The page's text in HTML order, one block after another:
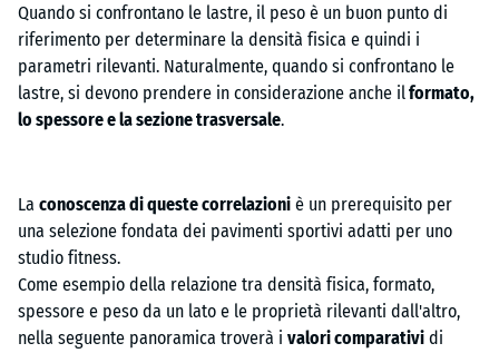
Quando si confrontano le lastre, il peso è un buon punto di
riferimento per determinare la densità fisica e quindi i
parametri rilevanti. Naturalmente, quando si confrontano le
lastre, si devono prendere in considerazione anche ilformato,
lo spessore e la sezione trasversale.
La conoscenza di queste correlazioni è un prerequisito per
una selezione fondata dei pavimenti sportivi adatti per uno
studio fitness.
Come esempio della relazione tra densità fisica, formato,
spessore e peso da un lato e le proprietà rilevanti dall'altro,
nella seguente panoramica troverà i valori comparativi di